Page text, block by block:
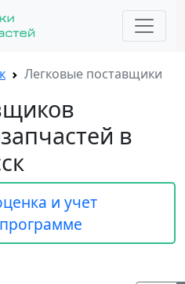
Легковые поставщики
в
и учет